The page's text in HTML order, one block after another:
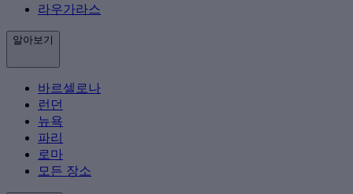
라우가라스
알아보기
바르셀로나
런던
뉴욕
파리
로마
모든 장소